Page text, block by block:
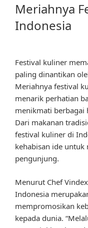
Meriahnya
Indonesia
Festival kuliner
paling dinantikan
Meriahnya festival
menarik perhatian
menikmati berbagai
Dari makanan
festival kuliner di
kehabisan ide
pengunjung.
Menurut Chef
Indonesia
mempromosikan
kepada dunia.